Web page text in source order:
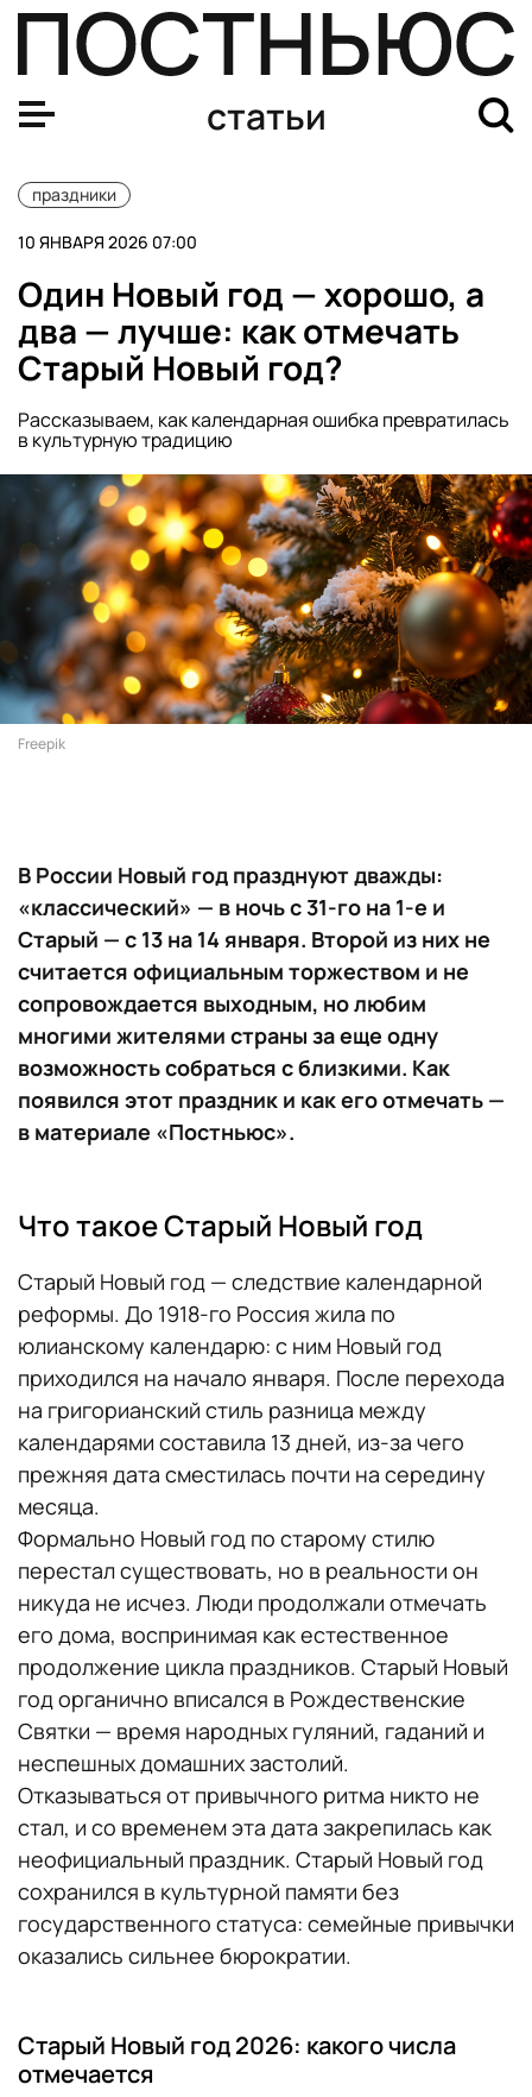
статьи
праздники
10 ЯНВАРЯ 2026 07:00
Один Новый год — хорошо, а
два — лучше: как отмечать
Старый Новый год?
Рассказываем, как календарная ошибка превратилась
в культурную традицию
Freepik
В России Новый год празднуют дважды:
«классический» — в ночь с 31-го на 1-е и
Старый — с 13 на 14 января. Второй из них не
считается официальным торжеством и не
сопровождается выходным, но любим
многими жителями страны за еще одну
возможность собраться с близкими. Как
появился этот праздник и как его отмечать —
в материале «Постньюс».
Что такое Старый Новый год
Старый Новый год — следствие календарной
реформы. До 1918-го Россия жила по
юлианскому календарю: с ним Новый год
приходился на начало января. После перехода
на григорианский стиль разница между
календарями составила 13 дней, из-за чего
прежняя дата сместилась почти на середину
месяца.
Формально Новый год по старому стилю
перестал существовать, но в реальности он
никуда не исчез. Люди продолжали отмечать
его дома, воспринимая как естественное
продолжение цикла праздников. Старый Новый
год органично вписался в Рождественские
Святки — время народных гуляний, гаданий и
неспешных домашних застолий.
Отказываться от привычного ритма никто не
стал, и со временем эта дата закрепилась как
неофициальный праздник. Старый Новый год
сохранился в культурной памяти без
государственного статуса: семейные привычки
оказались сильнее бюрократии.
Старый Новый год 2026: какого числа
отмечается
Новый год в России 2026: какого числа, история и